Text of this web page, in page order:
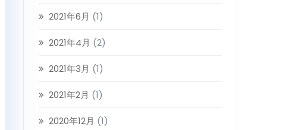
2021年6月 (1)
2021年4月 (2)
2021年3月 (1)
2021年2月 (1)
2020年12月 (1)